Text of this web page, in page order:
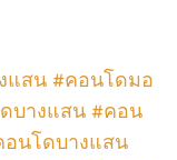
แสน #คอนโดมอ
บางแสน #คอน
อนโดบางแสน